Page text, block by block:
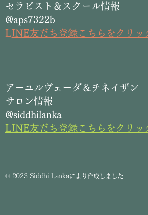
セラピスト＆スクール情報
@aps7322b
LINE友だち登録こちらをクリッ
​アーユルヴェーダ＆チネイザン
サロン情報
@siddhilanka
LINE友だち登録こちらをクリッ
©2023 Siddhi Lankaにより作成しました